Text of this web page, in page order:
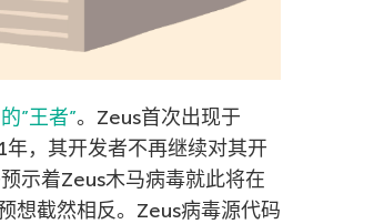
”王者”。Zeus首次出现于
，其开发者不再继续对其开
示着Zeus木马病毒就此将在
想截然相反。Zeus病毒源代码